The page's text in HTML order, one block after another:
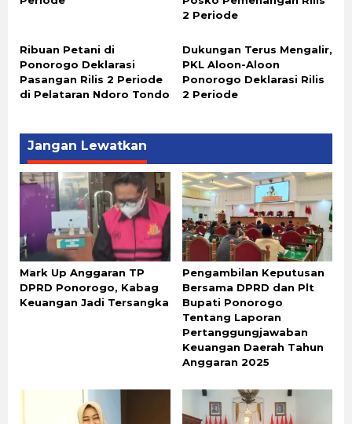
2 Periode
Ribuan Petani di
Ponorogo Deklarasi
Pasangan Rilis 2 Periode
di Pelataran Ndoro Tondo
Dukungan Terus Mengalir,
PKL Aloon-Aloon
Ponorogo Deklarasi Rilis
2 Periode
Jangan Lewatkan
Mark Up Anggaran TP
DPRD Ponorogo, Kabag
Keuangan Jadi Tersangka
Pengambilan Keputusan
Bersama DPRD dan Plt
Bupati Ponorogo
Tentang Laporan
Pertanggungjawaban
Keuangan Daerah Tahun
Anggaran 2025